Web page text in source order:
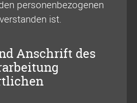
personenbezogenen
ist.
Anschrift des